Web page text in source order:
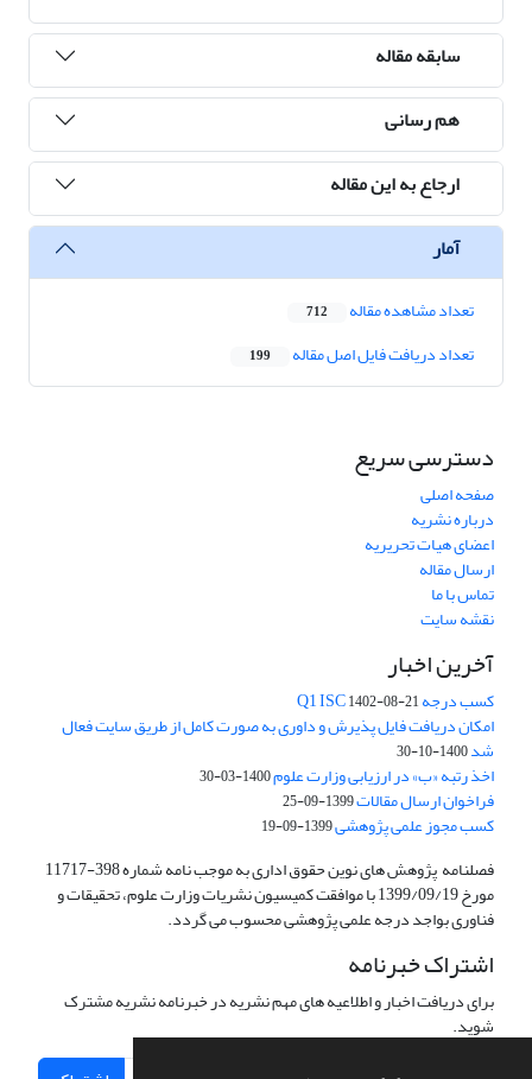
سابقه مقاله
هم رسانی
ارجاع به این مقاله
آمار
تعداد مشاهده مقاله 712
تعداد دریافت فایل اصل مقاله 199
دسترسی سریع
صفحه اصلی
درباره نشریه
اعضای هیات تحریریه
ارسال مقاله
تماس با ما
نقشه سایت
آخرین اخبار
کسب درجه Q1 ISC1402-08-21
امکان دریافت فایل پذیرش و داوری به صورت کامل از طریق سایت فعال
شد1400-10-30
اخذ رتبه «ب» در ارزیابی وزارت علوم1400-03-30
فراخوان ارسال مقالات1399-09-25
کسب مجوز علمی پژوهشی1399-09-19
فصلنامه پژوهش های نوین حقوق اداری به موجب نامه شماره 398-11717
مورخ 1399/09/19 با موافقت کمیسیون نشریات وزارت علوم، تحقیقات و
فناوری بواجد درجه علمی پژوهشی محسوب می گردد.
اشتراک خبرنامه
برای دریافت اخبار و اطلاعیه های مهم نشریه در خبرنامه نشریه مشترک
شوید.